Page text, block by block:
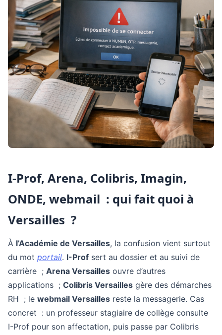
I-Prof, Arena, Colibris, Imagin,
ONDE, webmail : qui fait quoi à
Versailles ?
À l’Académie de Versailles, la confusion vient surtout
du mot portail. I-Prof sert au dossier et au suivi de
carrière ; Arena Versailles ouvre d’autres
applications ; Colibris Versailles gère des démarches
RH ; le webmail Versailles reste la messagerie. Cas
concret : un professeur stagiaire de collège consulte
I-Prof pour son affectation, puis passe par Colibris